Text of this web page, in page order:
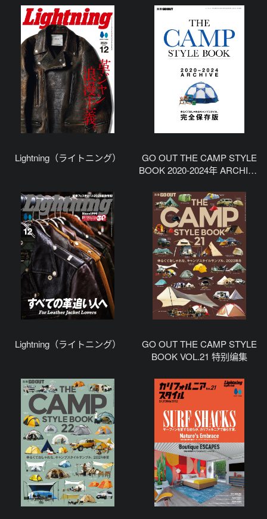
Lightning（ライトニング）
GO OUT THE CAMP STYLE
BOOK 2020-2024年 ARCHIVE
Lightning（ライトニング）
GO OUT THE CAMP STYLE
BOOK VOL.21 特别编集